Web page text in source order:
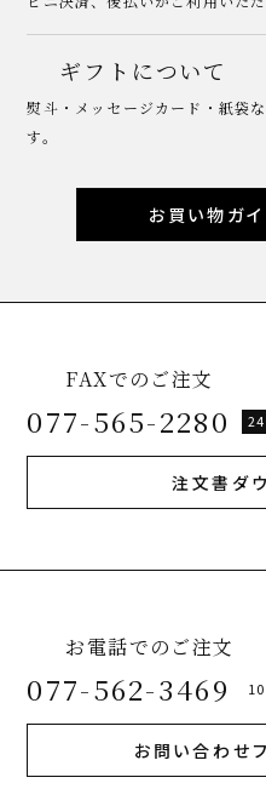
ギフトについて
熨斗・メッセージカード・紙袋
す。
お買い物ガイ
FAXでのご注文
077-565-2280
注文書ダ
お電話でのご注文
077-562-3469
お問い合わせ